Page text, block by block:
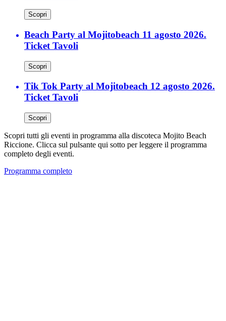
Scopri
Beach Party al Mojitobeach 11 agosto 2026.
Ticket Tavoli
Scopri
Tik Tok Party al Mojitobeach 12 agosto 2026.
Ticket Tavoli
Scopri
Scopri tutti gli eventi in programma alla discoteca Mojito Beach
Riccione. Clicca sul pulsante qui sotto per leggere il programma
completo degli eventi.
Programma completo